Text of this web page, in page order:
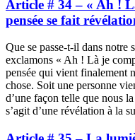
Article # 34 – « Ah !
pensée se fait
Que se passe-t-il dans notre
exclamons « Ah ! Là je
pensée qui vient finalement
chose. Soit une personne
d’une façon telle que nous
s’agit d’une révélation à la